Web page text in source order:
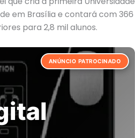
em Brasília e contará com 366
para 2,8 mil alunos.
ANÚNCIO PATROCINADO
Branco